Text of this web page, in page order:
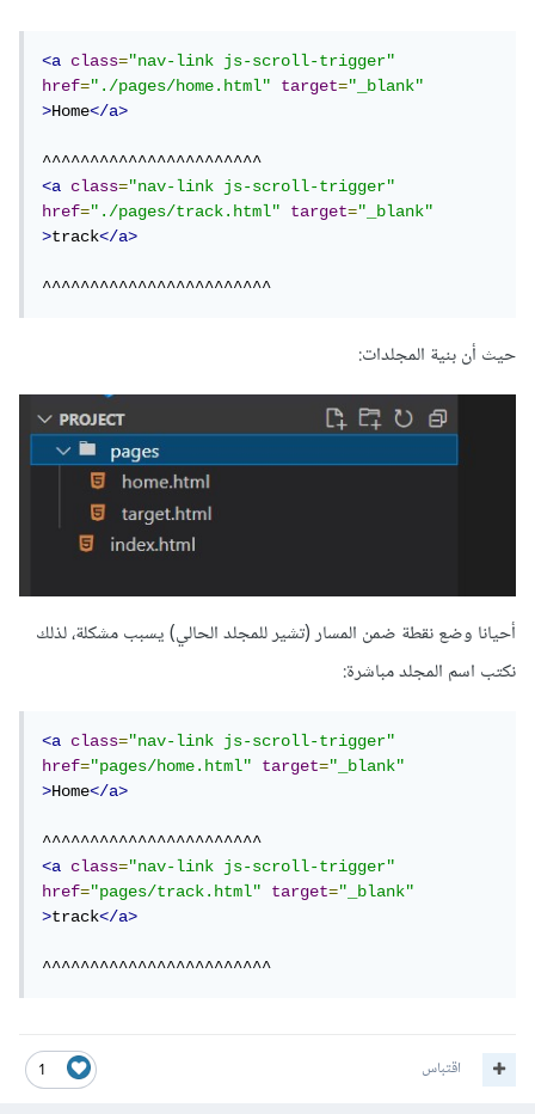
<a class="nav-link js-scroll-trigger"
href="./pages/home.html" target="_blank"
>Home</a>
<a
class="nav-link js-scroll-trigger"
href="./pages/track.html" target="_blank"
>track</a>
^^^^^^^^^^^^^^^^^^^^^^^^
حيث أن بنية المجلدات:
أحيانا وضع نقطة ضمن المسار (تشير للمجلد الحالي) يسبب مشكلة، لذلك
نكتب اسم المجلد مباشرة:
<a class="nav-link js-scroll-trigger"
href="pages/home.html" target="_blank"
>Home</a>
<a
class="nav-link js-scroll-trigger"
href="pages/track.html" target="_blank"
>track</a>
^^^^^^^^^^^^^^^^^^^^^^^^
1 اقتباس